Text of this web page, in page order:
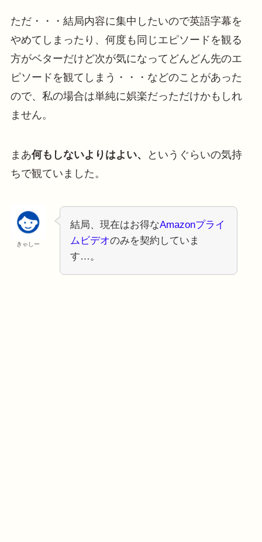
ただ・・・結局内容に集中したいので英語字幕を
やめてしまったり、何度も同じエピソードを観る
方がベターだけど次が気になってどんどん先のエ
ピソードを観てしまう・・・などのことがあった
ので、私の場合は単純に娯楽だっただけかもしれ
ません。
まあ何もしないよりはよい、
というぐらいの気持
ちで観ていました。
きゃしー
結局、現在はお得なAmazonプライ
ムビデオのみを契約していま
す…。